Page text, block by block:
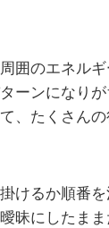
囲のエネル
ーンになり
、たくさん
けるか順番
昧にしたま